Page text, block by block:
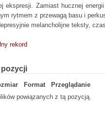
ekspresji. Zamiast hucznej
rytmem z przewagą basu i
melancholijne teksty,
rekord
pozycji
Format
Przeglądanie
powiązanych z tą pozycją.